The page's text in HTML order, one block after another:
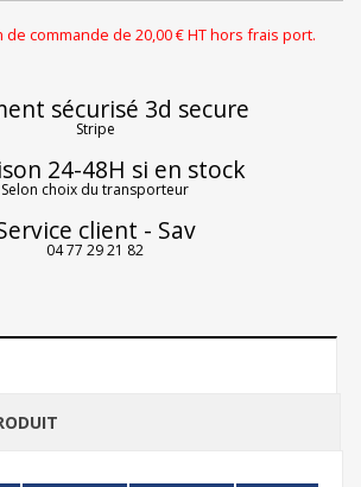
commande de 20,00 € HT hors frais port.
sécurisé 3d secure
Stripe
24-48H si en stock
Selon choix du transporteur
client - Sav
04 77 29 21 82